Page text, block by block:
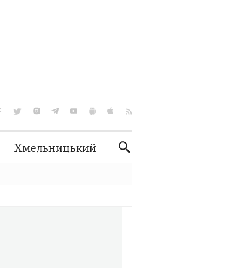
Хмельницький